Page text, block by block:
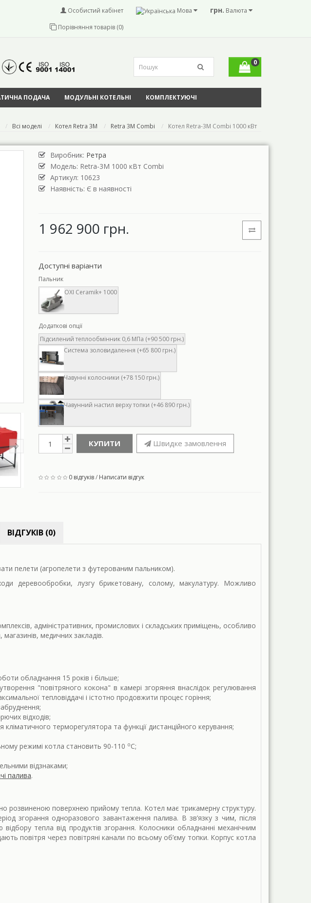
грн. Валюта
Мова
Особистий кабінет
Порівняння товарів (0)
0
ПОДАЧА МОДУЛЬНІ КОТЕЛЬНІ КОМПЛЕКТУЮЧІ
Всі моделі Котел Retra 3M Retra 3M Combi Котел Retra-3М Combi 1000 кВт
Виробник: Ретра
Модель: Retra-3М 1000 кВт Combi
Артикул: 10623
Наявність: Є в наявності
1 962 900 грн.
Доступні варіанти
Пальник
OXI Ceramik+ 1000
Додаткові опції
Підсилений теплообмінник 0,6 МПа (+90 500 грн.)
Система золовидалення (+65 800 грн.)
Чавунні колосники (+78 150 грн.)
Чавунний настил верху топки (+46 890 грн.)
КУПИТИ Швидке замовлення
0 відгуків/ Написати відгук
ВІДГУКІВ (0)
пелети (агропелети з футерованим пальником).
деревообробки, лузгу брикетовану, солому, макулатуру. Можливо
адміністративних, промислових і складських приміщень, особливо
медичних закладів.
обладнання 15 років і більше;
"повітряного кокона" в камері згоряння внаслідок регулювання
тепловіддачі і істотно продовжити процес горіння;
відходів;
терморегулятора та функції дистанційного керування;
режимі котла становить 90-110 оС;
відзнаками;
палива.
розвиненою поверхнею прийому тепла. Котел має трикамерну структуру.
згорання одноразового завантаження палива. В зв’язку з чим, після
тепла від продуктів згорання. Колосники обладнанні механічним
повітря через повітряні канали по всьому об’єму топки. Корпус котла